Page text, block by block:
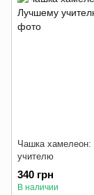
Чашка
учителю
340 грн
В наличии